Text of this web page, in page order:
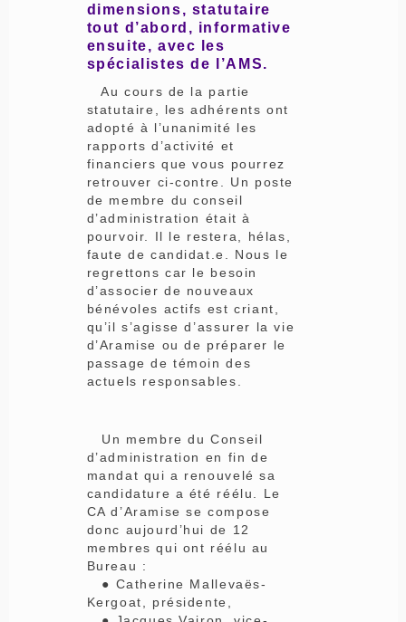
dimensions, statutaire
tout d’abord, informative
ensuite, avec les
spécialistes de l’AMS.
Au cours de la partie
statutaire, les adhérents ont
adopté à l’unanimité les
rapports d’activité et
financiers que vous pourrez
retrouver ci-contre. Un poste
de membre du conseil
d’administration était à
pourvoir. Il le restera, hélas,
faute de candidat.e. Nous le
regrettons car le besoin
d’associer de nouveaux
bénévoles actifs est criant,
qu’il s’agisse d’assurer la vie
d’Aramise ou de préparer le
passage de témoin des
actuels responsables.
Un membre du Conseil
d’administration en fin de
mandat qui a renouvelé sa
candidature a été réélu. Le
CA d’Aramise se compose
donc aujourd’hui de 12
membres qui ont réélu au
Bureau :
● Catherine Mallevaës-
Kergoat, présidente,